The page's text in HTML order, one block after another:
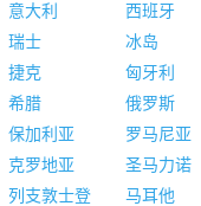
意大利
西班牙
瑞士
冰岛
捷克
匈牙利
希腊
俄罗斯
保加利亚
罗马尼亚
克罗地亚
圣马力诺
列支敦士登
马耳他